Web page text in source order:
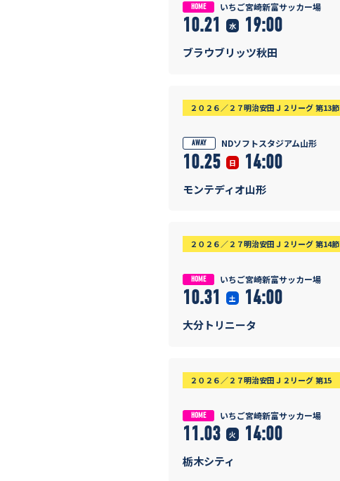
HOME いちご宮崎新富サッカー場
10.21 水 19:00
ブラウブリッツ秋田
２０２６／２７明治安田Ｊ２リーグ 第13節
AWAY NDソフトスタジアム山形
10.25 日 14:00
モンテディオ山形
２０２６／２７明治安田Ｊ２リーグ 第14節
HOME いちご宮崎新富サッカー場
10.31 土 14:00
大分トリニータ
２０２６／２７明治安田Ｊ２リーグ 第15
HOME いちご宮崎新富サッカー場
11.03 火 14:00
栃木シティ